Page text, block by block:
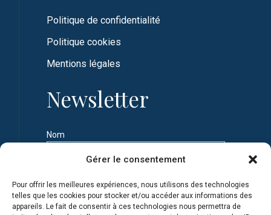
Gérer le consentement
Pour offrir les meilleures expériences, nous utilisons des technologies
telles que les cookies pour stocker et/ou accéder aux informations des
appareils. Le fait de consentir à ces technologies nous permettra de
Politique de confidentialité
Politique cookies
Mentions légales
Newsletter
Nom